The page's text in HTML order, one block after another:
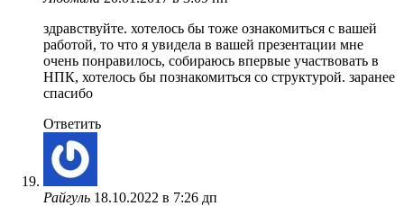
здравствуйте. хотелось бы тоже ознакомиться с вашей
работой, то что я увидела в вашей презентации мне
очень понравилось, собираюсь впервые участвовать в
НПК, хотелось бы познакомиться со структурой. заранее
спасибо
Ответить
Райгуль 18.10.2022 в 7:26 дп